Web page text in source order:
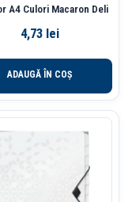
A4 Culori Macaron Deli
4,73 lei
ADAUGĂ ÎN COȘ